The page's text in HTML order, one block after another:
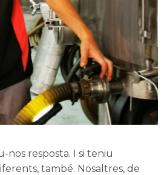
nos resposta. I si teniu
també. Nosaltres, de